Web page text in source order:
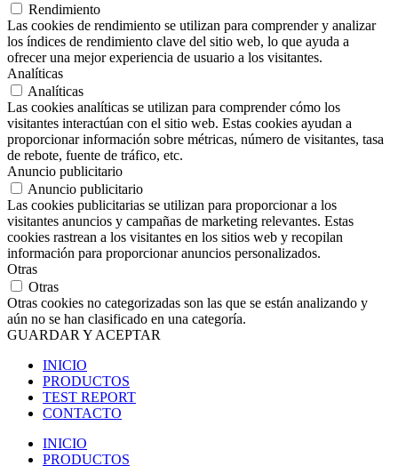
Rendimiento
Las cookies de rendimiento se utilizan para comprender y analizar
los índices de rendimiento clave del sitio web, lo que ayuda a
ofrecer una mejor experiencia de usuario a los visitantes.
Analíticas
Analíticas
Las cookies analíticas se utilizan para comprender cómo los
visitantes interactúan con el sitio web. Estas cookies ayudan a
proporcionar información sobre métricas, número de visitantes, tasa
de rebote, fuente de tráfico, etc.
Anuncio publicitario
Anuncio publicitario
Las cookies publicitarias se utilizan para proporcionar a los
visitantes anuncios y campañas de marketing relevantes. Estas
cookies rastrean a los visitantes en los sitios web y recopilan
información para proporcionar anuncios personalizados.
Otras
Otras
Otras cookies no categorizadas son las que se están analizando y
aún no se han clasificado en una categoría.
GUARDAR Y ACEPTAR
INICIO
PRODUCTOS
TEST REPORT
CONTACTO
INICIO
PRODUCTOS